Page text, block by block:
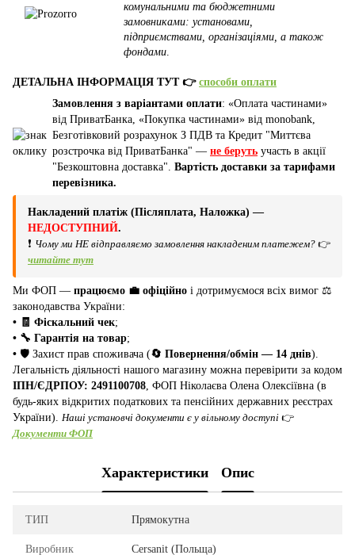
комунальними та бюджетними
замовниками: установами,
підприємствами, організаціями, а також
фондами
ДЕТАЛЬНА ІНФОРМАЦІЯ ТУТ 👉 способи оплати
Замовлення з варіантами оплати: «Оплата частинами»
від ПриватБанка, «Покупка частинами» від monobank,
Безготівковий розрахунок З ПДВ та Кредит "Миттєва
розстрочка від ПриватБанка" — не беруть участь в акції
"Безкоштовна доставка". Вартість доставки за тарифами
перевізника.
Накладений платіж (Післяплата, Наложка) —
НЕДОСТУПНИЙ.
❗ Чому ми НЕ відправляємо замовлення накладеним платежем? 👉
читайте тут
Ми ФОП — працюємо 💼 офіційно і дотримуємося всіх вимог ⚖️
законодавства України:
• 🧾 Фіскальний чек;
• 🔧 Гарантія на товар;
• 🛡️ Захист прав споживача (🔄 Повернення/обмін — 14 днів).
Легальність діяльності нашого магазину можна перевірити за кодом
ІПН/ЄДРПОУ: 2491100708 , ФОП Ніколаєва Олена Олексіївна (в
будь-яких відкритих податкових та пенсійних державних реєстрах
України). Наші установчі документи є у вільному доступі 👉
Документи ФОП
Характеристики Опис
ТИП Прямокутна
Виробник Cersanit (Польща)